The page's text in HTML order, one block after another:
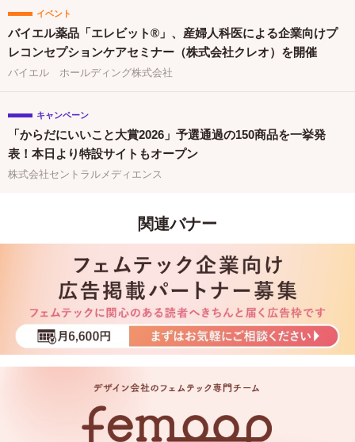
イベント
バイエル薬品「エレビット®」、産婦人科医による企業向けプ
レコンセプションケアセミナー（株式会社クレオ）を開催
バイエル ホールディング株式会社
キャンペーン
「からだにいいこと大賞2026」予選通過の150商品を一挙発
表！本日より特設サイトもオープン
株式会社セントラルメディエンス
関連バナー